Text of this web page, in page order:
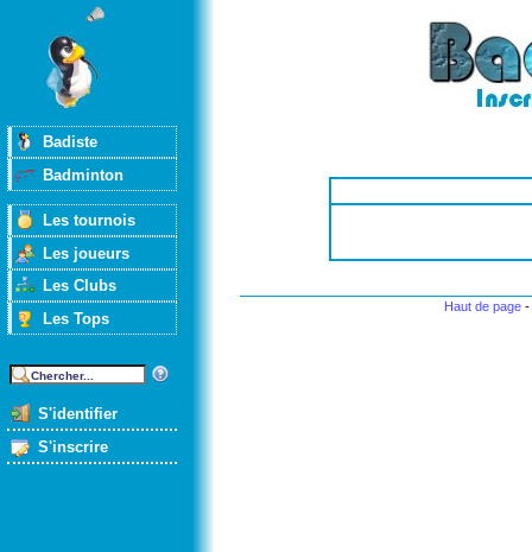
Badiste
Badminton
Les tournois
Les joueurs
Les Clubs
Les Tops
S'identifier
S'inscrire
Haut de page